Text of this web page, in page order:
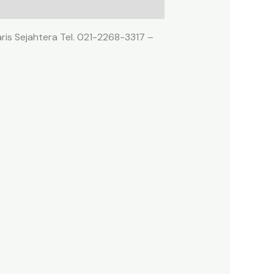
Sejahtera Tel. 021-2268-3317 –